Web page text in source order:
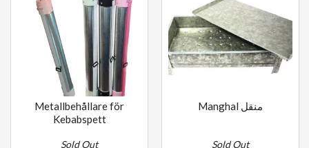
Metallbehållare för
Kebabspett
Sold Out
Manghal منقل
Sold Out